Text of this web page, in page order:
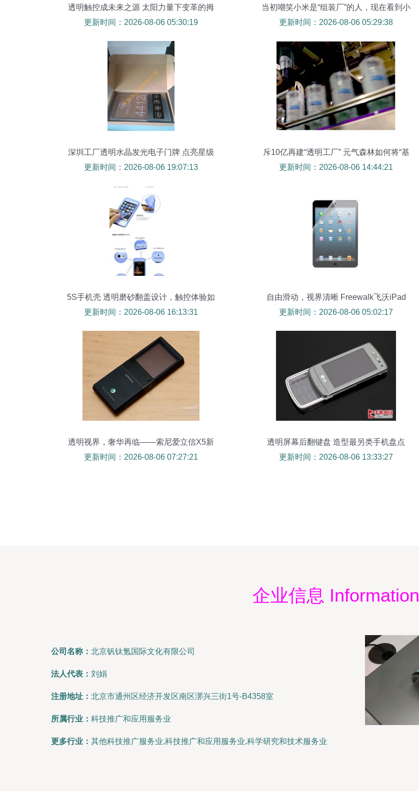
透明触控成未来之源 太阳力量下变革的拇
指计算仪表
更新时间：2026-08-06 05:30:19
当初嘲笑小米是“组装厂”的人，现在看到小
米的智能工厂都该反思
更新时间：2026-08-06 05:29:38
深圳工厂透明水晶发光电子门牌 点亮星级
酒店客房的高端点睛之笔
更新时间：2026-08-06 19:07:13
斥10亿再建“透明工厂” 元气森林如何将“基
本操作”玩出行业新高度？
更新时间：2026-08-06 14:44:21
5S手机壳 透明磨砂翻盖设计，触控体验如
丝般顺滑
更新时间：2026-08-06 16:13:31
自由滑动，视界清晰 Freewalk飞沃iPad
mini磨砂保护膜体验测评
更新时间：2026-08-06 05:02:17
透明视界，奢华再临——索尼爱立信X5新
机鉴赏
更新时间：2026-08-06 07:27:21
透明屏幕后翻键盘 造型最另类手机盘点
更新时间：2026-08-06 13:33:27
企业信息 Information
公司名称： 北京钒钛氪国际文化有限公司
法人代表： 刘娟
注册地址： 北京市通州区经济开发区南区漷兴三街1号-B4358室
所属行业： 科技推广和应用服务业
更多行业： 其他科技推广服务业,科技推广和应用服务业,科学研究和技术服务业